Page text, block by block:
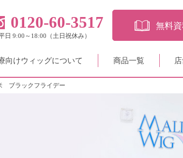
0120-60-3517
日 9:00～18:00（土日祝休み）
無料
向けウィッグについて 商品一覧
ブラックフライデー